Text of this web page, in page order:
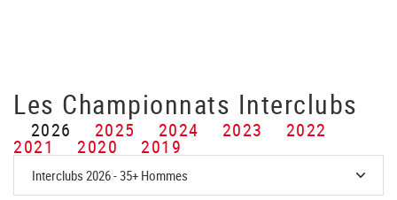
Les Championnats Interclubs
2026 2025 2024 2023 2022
2021 2020 2019